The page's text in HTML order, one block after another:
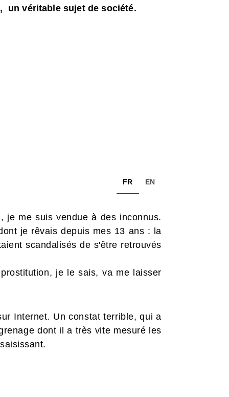
un véritable sujet de société.
FR EN
je me suis vendue à des inconnus.
je rêvais depuis mes 13 ans : la
scandalisés de s'être retrouvés
je le sais, va me laisser
Internet. Un constat terrible, qui a
dont il a très vite mesuré les